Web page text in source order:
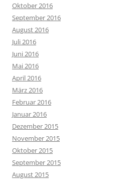
Oktober 2016
September 2016
August 2016
Juli 2016
Juni 2016
Mai 2016
April 2016
März 2016
Februar 2016
Januar 2016
Dezember 2015
November 2015
Oktober 2015
September 2015
August 2015